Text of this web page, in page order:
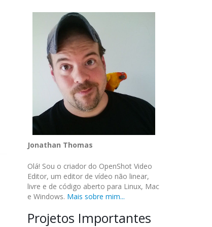
Jonathan Thomas
Olá! Sou o criador do OpenShot Video
Editor, um editor de vídeo não linear,
livre e de código aberto para Linux, Mac
e Windows. Mais sobre mim...
Projetos Importantes